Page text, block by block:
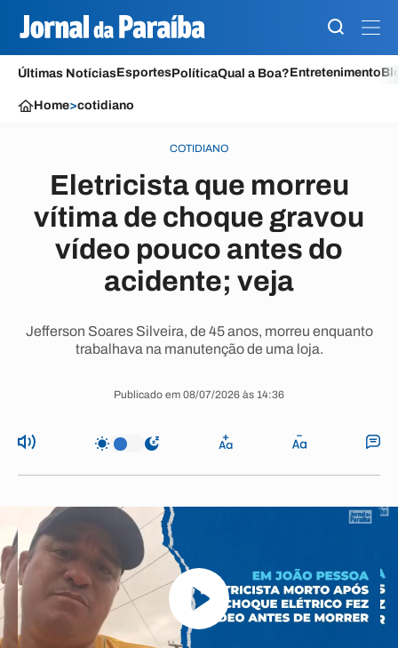
Últimas NotíciasEsportesPolíticaQual a Boa?Entretenimento
Home>cotidiano
COTIDIANO
Eletricista que morreu
vítima de choque gravou
vídeo pouco antes do
acidente; veja
Jefferson Soares Silveira, de 45 anos, morreu enquanto
trabalhava na manutenção de uma loja.
Publicado em 08/07/2026 às 14:36